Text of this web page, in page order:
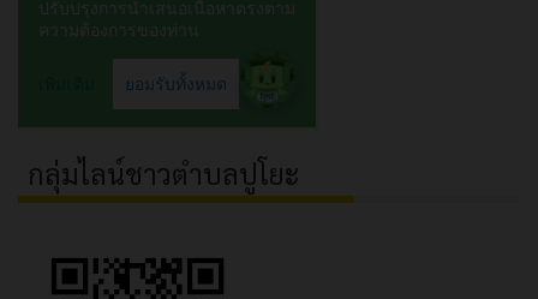
กลุ่มไลน์ชาวตำบลปูโยะ